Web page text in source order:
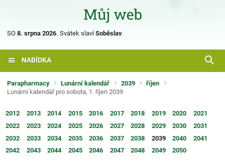
SO 8. srpna 2026. Svátek slavíSoběslav.
NABÍDKA
Parapharmacy Lunární kalendář 2039
říjen
Lunární kalendář pro sobota, 1. říjen 2039
2012 2013 2014 2015 2016 2017 2018 2019 2020
2021
2022
2023 2024 2025 2026 2027 2028 2029 2030
2031
2032
2033 2034 2035 2036 2037 2038 2039 2040
2041
2042
2043 2044 2045 2046 2047 2048 2049 2050